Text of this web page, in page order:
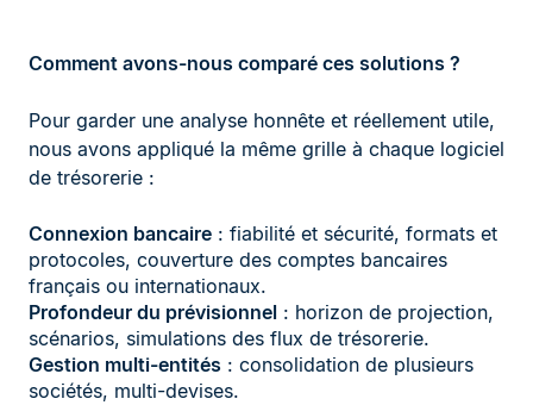
Comment avons-nous comparé ces solutions ?
Pour garder une analyse honnête et réellement utile,
nous avons appliqué la même grille à chaque logiciel
de trésorerie :
Connexion bancaire : fiabilité et sécurité, formats et
protocoles, couverture des comptes bancaires
français ou internationaux.
Profondeur du prévisionnel : horizon de projection,
scénarios, simulations des flux de trésorerie.
Gestion multi-entités : consolidation de plusieurs
sociétés, multi-devises.